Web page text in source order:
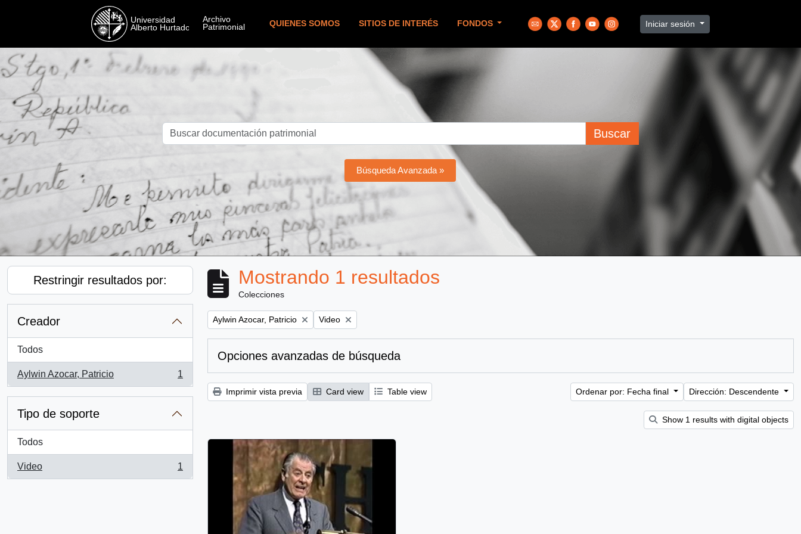
QUIENES SOMOS SITIOS DE INTERÉS FONDOS Iniciar sesión
Buscar
Búsqueda Avanzada »
Restringir resultados por:
Creador
Todos
Aylwin Azocar, Patricio
, 1 resultados
1
Tipo de soporte
Todos
Video
, 1 resultados
1
Mostrando 1 resultados
Colecciones
Remove filter:
Aylwin Azocar, Patricio Remove filter:
Video
Opciones avanzadas de búsqueda
Imprimir vista previa Card view Table view Ordenar por: Fecha final Dirección: Descendente
Show 1 results with digital objects